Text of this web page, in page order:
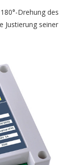
Drehung des
Justierung seiner